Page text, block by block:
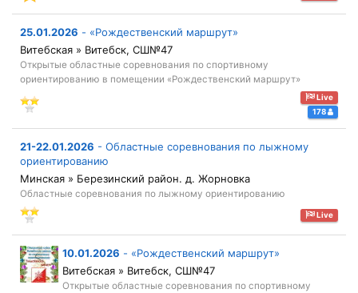
25.01.2026 - «Рождественский маршрут»
Витебская » Витебск, СШ№47
Открытые областные соревнования по спортивному
ориентированию в помещении «Рождественский маршрут»
Live
178
21-22.01.2026 - Областные соревнования по лыжному
ориентированию
Минская » Березинский район. д. Жорновка
Областные соревнования по лыжному ориентированию
Live
10.01.2026 - «Рождественский маршрут»
Витебская » Витебск, СШ№47
Открытые областные соревнования по спортивному